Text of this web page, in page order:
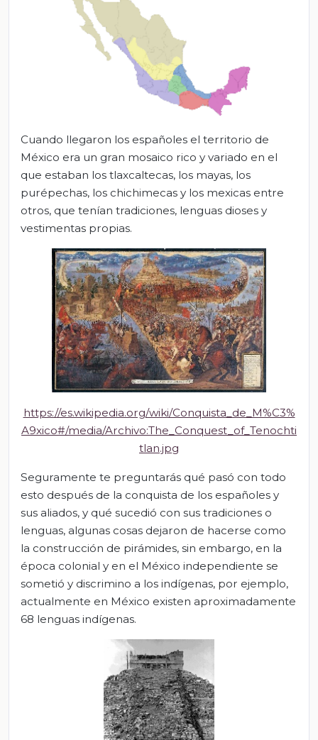
Cuando llegaron los españoles el territorio de
México era un gran mosaico rico y variado en el
que estaban los tlaxcaltecas, los mayas, los
purépechas, los chichimecas y los mexicas entre
otros, que tenían tradiciones, lenguas dioses y
vestimentas propias.
https://es.wikipedia.org/wiki/Conquista_de_M%C3%
A9xico#/media/Archivo:The_Conquest_of_Tenochti
tlan.jpg
Seguramente te preguntarás qué pasó con todo
esto después de la conquista de los españoles y
sus aliados, y qué sucedió con sus tradiciones o
lenguas, algunas cosas dejaron de hacerse como
la construcción de pirámides, sin embargo, en la
época colonial y en el México independiente se
sometió y discrimino a los indígenas, por ejemplo,
actualmente en México existen aproximadamente
68 lenguas indígenas.